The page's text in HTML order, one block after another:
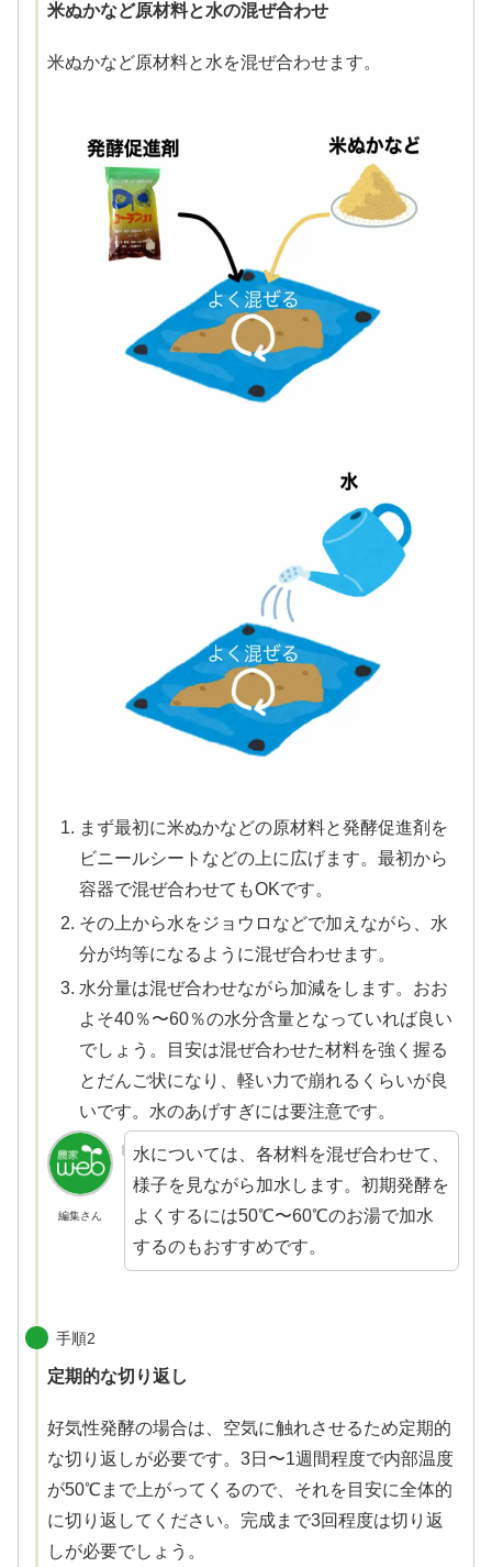
米ぬかなど原材料と水の混ぜ合わせ
米ぬかなど原材料と水を混ぜ合わせます。
まず最初に米ぬかなどの原材料と発酵促進剤を
ビニールシートなどの上に広げます。最初から
容器で混ぜ合わせてもOKです。
その上から水をジョウロなどで加えながら、水
分が均等になるように混ぜ合わせます。
水分量は混ぜ合わせながら加減をします。おお
よそ40％〜60％の水分含量となっていれば良い
でしょう。目安は混ぜ合わせた材料を強く握る
とだんご状になり、軽い力で崩れるくらいが良
いです。水のあげすぎには要注意です。
編集さん
水については、各材料を混ぜ合わせて、
様子を見ながら加水します。初期発酵を
よくするには50℃〜60℃のお湯で加水
するのもおすすめです。
手順2
定期的な切り返し
好気性発酵の場合は、空気に触れさせるため定期的
な切り返しが必要です。3日〜1週間程度で内部温度
が50℃まで上がってくるので、それを目安に全体的
に切り返してください。完成まで3回程度は切り返
しが必要でしょう。